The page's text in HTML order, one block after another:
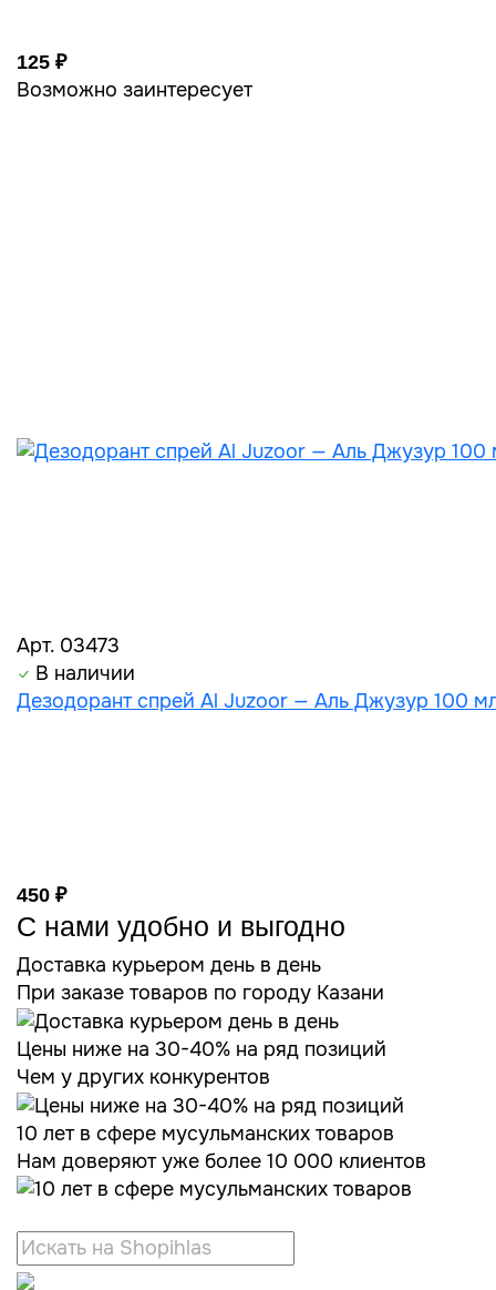
125 ₽
Возможно заинтересует
Арт. 03473
В наличии
Дезодорант спрей Al Juzoor — Аль Джузур 100
450 ₽
С нами удобно и выгодно
Доставка курьером день в день
При заказе товаров по городу Казани
Цены ниже на 30-40% на ряд позиций
Чем у других конкурентов
10 лет в сфере мусульманских товаров
Нам доверяют уже более 10 000 клиентов